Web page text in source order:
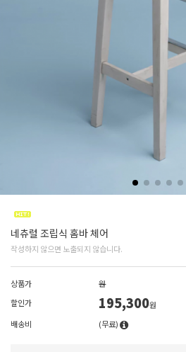
네츄럴 조립식 홈바 체어
작성하지 않으면 노출되지 않습니다.
상품가
원
할인가
195,300원
배송비
(무료)